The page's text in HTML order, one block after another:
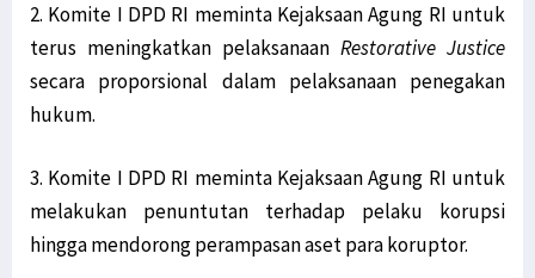
2. Komite I DPD RI meminta Kejaksaan Agung RI untuk
terus meningkatkan pelaksanaan Restorative Justice
secara proporsional dalam pelaksanaan penegakan
hukum.
3. Komite I DPD RI meminta Kejaksaan Agung RI untuk
melakukan penuntutan terhadap pelaku korupsi
hingga mendorong perampasan aset para koruptor.